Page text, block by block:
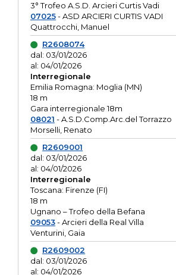
3° Trofeo A.S.D. Arcieri Curtis Vadi
07025- ASD ARCIERI CURTIS VADI
Quattrocchi, Manuel
R2608074
dal: 03/01/2026
al: 04/01/2026
Interregionale
Emilia Romagna: Moglia (MN)
18 m
Gara interregionale 18m
08021 - A.S.D.Comp.Arc.del Torrazzo
Morselli, Renato
R2609001
dal: 03/01/2026
al: 04/01/2026
Interregionale
Toscana: Firenze (FI)
18 m
Ugnano – Trofeo della Befana
09053- Arcieri della Real Villa
Venturini, Gaia
R2609002
dal: 03/01/2026
al: 04/01/2026